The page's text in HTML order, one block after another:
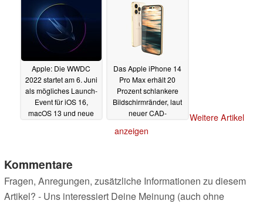
Apple: Die WWDC
2022 startet am 6. Juni
als mögliches Launch-
Event für iOS 16,
macOS 13 und neue
Das Apple iPhone 14
Pro Max erhält 20
Prozent schlankere
Bildschirmränder, laut
neuer CAD-
Weitere Artikel
anzeigen
Kommentare
Fragen, Anregungen, zusätzliche Informationen zu diesem
Artikel? - Uns interessiert Deine Meinung (auch ohne